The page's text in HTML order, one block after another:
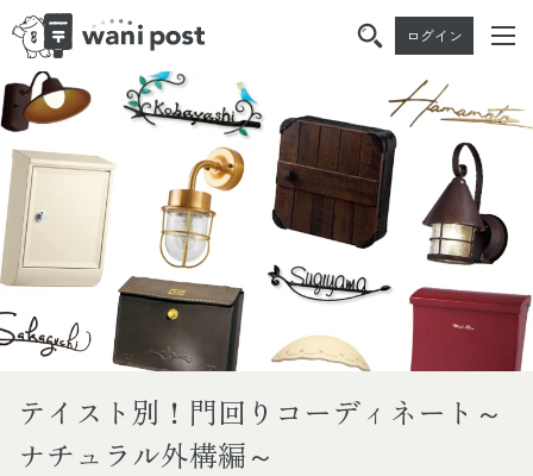
Skip
to
the
content
Skip
to
the
Navigation
ログイン
テイスト別！門回りコーディネート～
ナチュラル外構編～